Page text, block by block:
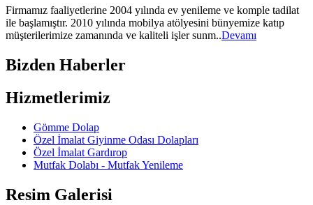
Firmamız faaliyetlerine 2004 yılında ev yenileme ve komple tadilat
ile başlamıştır. 2010 yılında mobilya atölyesini bünyemize katıp
müşterilerimize zamanında ve kaliteli işler sunm..Devamı
Bizden Haberler
Hizmetlerimiz
Gömme Dolap
Özel İmalat Giyinme Odası Dolapları
Özel İmalat Gardırop
Mutfak Dolabı - Mutfak Yenileme
Resim Galerisi